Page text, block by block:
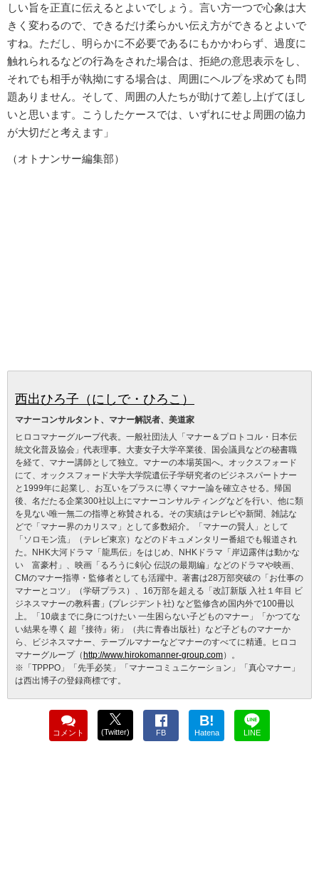
しい旨を正直に伝えるとよいでしょう。言い方一つで心象は大
きく変わるので、できるだけ柔らかい伝え方ができるとよいで
すね。ただし、明らかに不必要であるにもかかわらず、過度に
触れられるなどの行為をされた場合は、拒絶の意思表示をし、
それでも相手が執拗にする場合は、周囲にヘルプを求めても問
題ありません。そして、周囲の人たちが助けて差し上げてほし
いと思います。こうしたケースでは、いずれにせよ周囲の協力
が大切だと考えます」
（オトナンサー編集部）
西出ひろ子（にしで・ひろこ）
マナーコンサルタント、マナー解説者、美道家
ヒロコマナーグループ代表。一般社団法人「マナー＆プロトコル・日本伝
統文化普及協会」代表理事。大妻女子大学卒業後、国会議員などの秘書職
を経て、マナー講師として独立。マナーの本場英国へ。オックスフォード
にて、オックスフォード大学大学院遺伝子学研究者のビジネスパートナー
と1999年に起業し、お互いをプラスに導くマナー論を確立させる。帰国
後、名だたる企業300社以上にマナーコンサルティングなどを行い、他に類
を見ない唯一無二の指導と称賛される。その実績はテレビや新聞、雑誌な
どで「マナー界のカリスマ」として多数紹介。「マナーの賢人」として
「ソロモン流」（テレビ東京）などのドキュメンタリー番組でも報道され
た。NHK大河ドラマ「龍馬伝」をはじめ、NHKドラマ「岸辺露伴は動かな
い 富豪村」、映画「るろうに剣心 伝説の最期編」などのドラマや映画、
CMのマナー指導・監修者としても活躍中。著書は28万部突破の「お仕事の
マナーとコツ」（学研プラス）、16万部を超える「改訂新版 入社１年目 ビ
ジネスマナーの教科書」(プレジデント社) など監修含め国内外で100冊以
上。「10歳までに身につけたい 一生困らない子どものマナー」「かつてな
い結果を導く 超『接待』術」（共に青春出版社）など子どものマナーか
ら、ビジネスマナー、テーブルマナーなどマナーのすべてに精通。ヒロコ
マナーグループ（ http://www.hirokomanner-group.com）。
※「TPPPO」「先手必笑」「マナーコミュニケーション」「真心マナー」
は西出博子の登録商標です。
コメント (Twitter) FB
B!
Hatena LINE